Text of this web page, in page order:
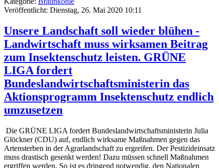
Veröffentlicht: Dienstag, 26. Mai 2020 10:11
Unsere Landschaft soll wieder blühen -
Landwirtschaft muss wirksamen Beitrag
zum Insektenschutz leisten. GRÜNE
LIGA fordert
Bundeslandwirtschaftsministerin das
Aktionsprogramm Insektenschutz endlich
umzusetzen
Die GRÜNE LIGA fordert Bundeslandwirtschaftsministerin Julia
Glöckner (CDU) auf, endlich wirksame Maßnahmen gegen das
Artensterben in der Agrarlandschaft zu ergreifen. Der Pestizideinsatz
muss drastisch gesenkt werden! Dazu müssen schnell Maßnahmen
ergriffen werden. So ist es dringend notwendig, den Nationalen